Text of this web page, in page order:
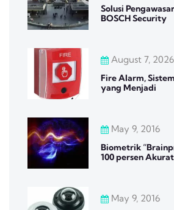
Solusi
BOSCH Security
August 7, 2026
Fire Alarm,
yang Menjadi
May 9, 2016
Biometrik
100 persen Akurat
May 9, 2016